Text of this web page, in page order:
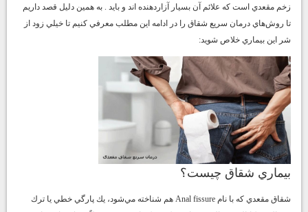
زخم مقعدي است كه علائم آن بسيار آزاردهنده اند و بايد . به همين دليل قصد داريم
تا روش‌هاي درمان سريع شقاق را در ادامه اين مطلب معرفي كنيم تا خيلي زود از
شر اين بيماري خلاص شويد:
بيماري شقاق چيست؟
شقاق مقعدي كه با نام Anal fissure هم شناخته مي‌شود، يك پارگي خطي يا ترك